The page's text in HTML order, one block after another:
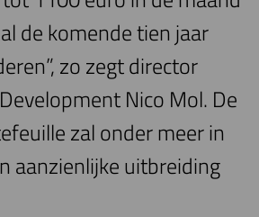
de komende tien jaar
zo zegt director
Nico Mol. De
zal onder meer in
aanzienlijke uitbreiding